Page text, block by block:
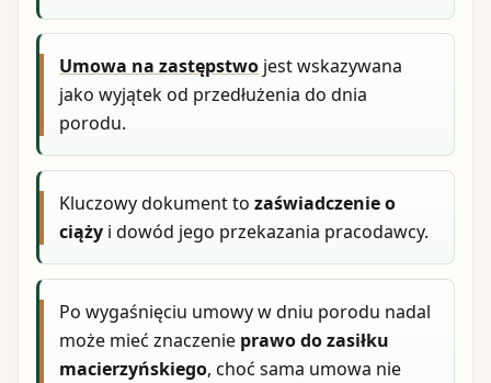
Umowa na zastępstwo jest wskazywana
jako wyjątek od przedłużenia do dnia
porodu.
Kluczowy dokument tozaświadczenie o
ciąży i dowód jego przekazania pracodawcy.
Po wygaśnięciu umowy w dniu porodu nadal
może mieć znaczenie prawo do zasiłku
macierzyńskiego, choć sama umowa nie